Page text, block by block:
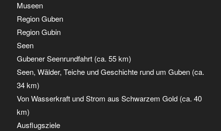
Museen
Region Guben
Region Gubin
Seen
Gubener Seenrundfahrt (ca. 55 km)
Seen, Wälder, Teiche und Geschichte rund um Guben (ca.
34 km)
Von Wasserkraft und Strom aus Schwarzem Gold (ca. 40
km)
Ausflugsziele